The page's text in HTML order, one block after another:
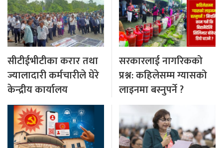
सीटीईभीटीका करार तथा
ज्यालादारी कर्मचारीले घेरे
केन्द्रीय कार्यालय
सरकारलाई नागरिकको
प्रश्न: कहिलेसम्म ग्यासको
लाइनमा बस्नुपर्ने ?